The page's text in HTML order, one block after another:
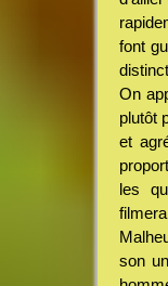
font
On
plutôt
et
les
son